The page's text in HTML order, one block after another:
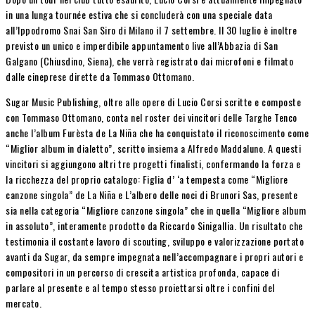
in una lunga tournée estiva che si concluderà con una speciale data
all’Ippodromo Snai San Siro di Milano il 7 settembre. Il 30 luglio è inoltre
previsto un unico e imperdibile appuntamento live all’Abbazia di San
Galgano (Chiusdino, Siena), che verrà registrato dai microfoni e filmato
dalle cineprese dirette da Tommaso Ottomano.
Sugar Music Publishing, oltre alle opere di Lucio Corsi scritte e composte
con Tommaso Ottomano, conta nel roster dei vincitori delle Targhe Tenco
anche l’album Furèsta de La Niña che ha conquistato il riconoscimento come
“Miglior album in dialetto”, scritto insiema a Alfredo Maddaluno. A questi
vincitori si aggiungono altri tre progetti finalisti, confermando la forza e
la ricchezza del proprio catalogo: Figlia d’ ‘a tempesta come “Migliore
canzone singola” de La Niña e L’albero delle noci di Brunori Sas, presente
sia nella categoria “Migliore canzone singola” che in quella “Migliore album
in assoluto”, interamente prodotto da Riccardo Sinigallia. Un risultato che
testimonia il costante lavoro di scouting, sviluppo e valorizzazione portato
avanti da Sugar, da sempre impegnata nell’accompagnare i propri autori e
compositori in un percorso di crescita artistica profonda, capace di
parlare al presente e al tempo stesso proiettarsi oltre i confini del
mercato.